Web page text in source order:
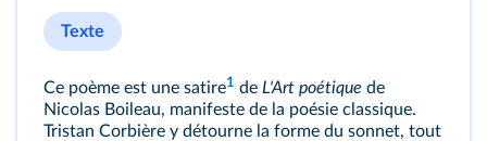
Texte
Ce poème est une satire1 de L'Art poétique de
Nicolas Boileau, manifeste de la poésie classique.
Tristan Corbière y détourne la forme du sonnet, tout